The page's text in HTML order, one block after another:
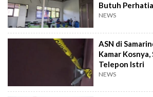
Butuh
NEWS
ASN di
Kamar
Telepon Istri
NEWS